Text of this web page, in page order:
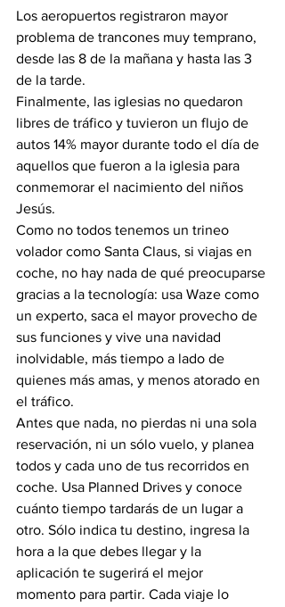
Los aeropuertos registraron mayor
problema de trancones muy temprano,
desde las 8 de la mañana y hasta las 3
de la tarde.
Finalmente, las iglesias no quedaron
libres de tráfico y tuvieron un flujo de
autos 14% mayor durante todo el día de
aquellos que fueron a la iglesia para
conmemorar el nacimiento del niños
Jesús.
Como no todos tenemos un trineo
volador como Santa Claus, si viajas en
coche, no hay nada de qué preocuparse
gracias a la tecnología: usa Waze como
un experto, saca el mayor provecho de
sus funciones y vive una navidad
inolvidable, más tiempo a lado de
quienes más amas, y menos atorado en
el tráfico.
Antes que nada, no pierdas ni una sola
reservación, ni un sólo vuelo, y planea
todos y cada uno de tus recorridos en
coche. Usa Planned Drives y conoce
cuánto tiempo tardarás de un lugar a
otro. Sólo indica tu destino, ingresa la
hora a la que debes llegar y la
aplicación te sugerirá el mejor
momento para partir. Cada viaje lo